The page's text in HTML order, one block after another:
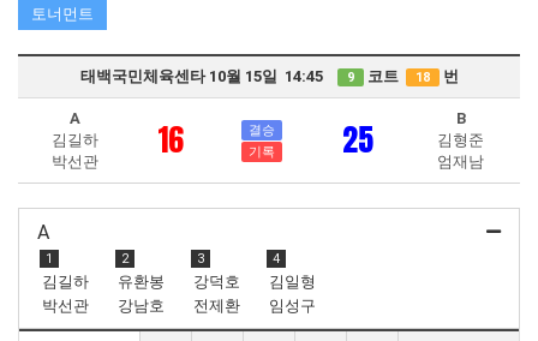
토너먼트
태백국민체육센타 10월 15일 14:45 9 코트 18 번
A
김길하
박선관
16
결승
기록
25
B
김형준
엄재남
A
1
김길하
박선관
2
유환봉
강남호
3
강덕호
전제환
4
김일형
임성구